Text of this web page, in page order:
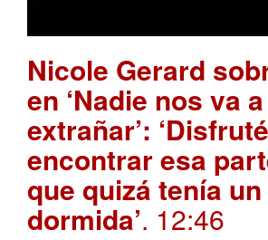
Nicole Gerard
en ‘Nadie nos va a
extrañar’:
encontrar esa
que quizá tenía
dormida’. 12:46